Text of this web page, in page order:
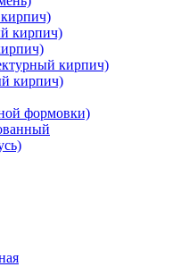
кирпич)
кирпич)
кирпич)
формовки)